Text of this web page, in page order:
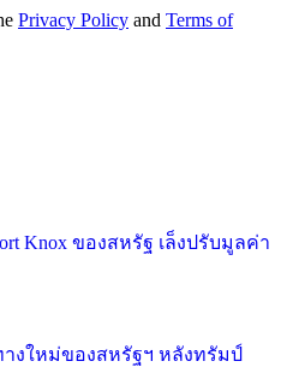
Privacy Policy and Terms of
Knox ของสหรัฐ เล็งปรับมูลค่า
งใหม่ของสหรัฐฯ หลังทรัมป์